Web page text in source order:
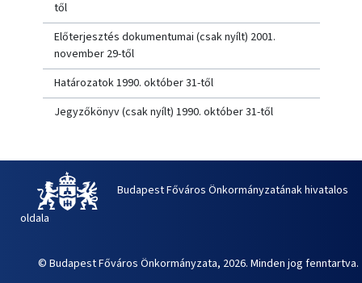
től
Előterjesztés dokumentumai (csak nyílt) 2001.
november 29-től
Határozatok 1990. október 31-től
Jegyzőkönyv (csak nyílt) 1990. október 31-től
Budapest Főváros Önkormányzatának hivatalos
oldala
© Budapest Főváros Önkormányzata, 2026. Minden jog fenntartva.